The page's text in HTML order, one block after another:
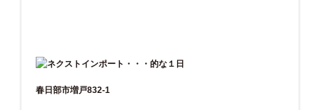
春日部市増戸832-1